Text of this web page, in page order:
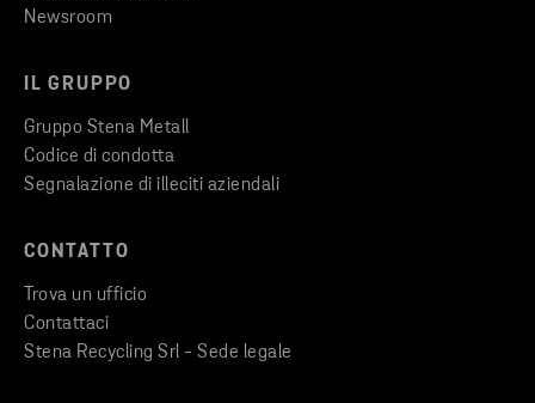
Newsroom
IL GRUPPO
Gruppo Stena Metall
Codice di condotta
Segnalazione di illeciti aziendali
CONTATTO
Trova un ufficio
Contattaci
Stena Recycling Srl - Sede legale